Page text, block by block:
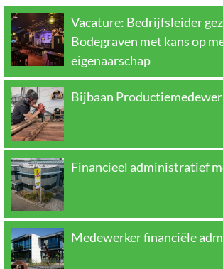
Vacature: Bedrijfsleider
Bodegraven met kans op
eigenaarschap
Bijbaan
Financieel administratief
Medewerker financiële